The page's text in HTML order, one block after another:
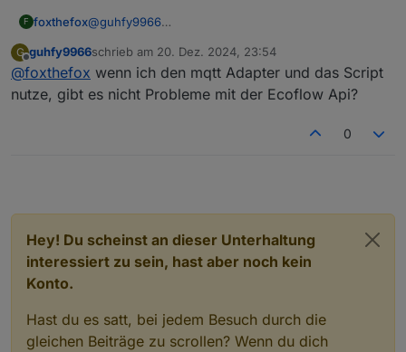
F foxthefox@guhfy9966
das ich schon Beispieldaten und Befehle bekommen
habe. Datenstruktur ist relativ klein, aber dennoch
nicht alles interpretierbar. Befehle sind relativ klar.
G
Offline
guhfy9966schrieb am 20. Dez. 2024, 23:54
zuletzt editiert von
@foxthefox wenn ich den mqtt Adapter und das Script
nutze, gibt es nicht Probleme mit der Ecoflow Api?
0
Hey! Du scheinst an dieser Unterhaltung
interessiert zu sein, hast aber noch kein
Konto.
Hast du es satt, bei jedem Besuch durch die
gleichen Beiträge zu scrollen? Wenn du dich